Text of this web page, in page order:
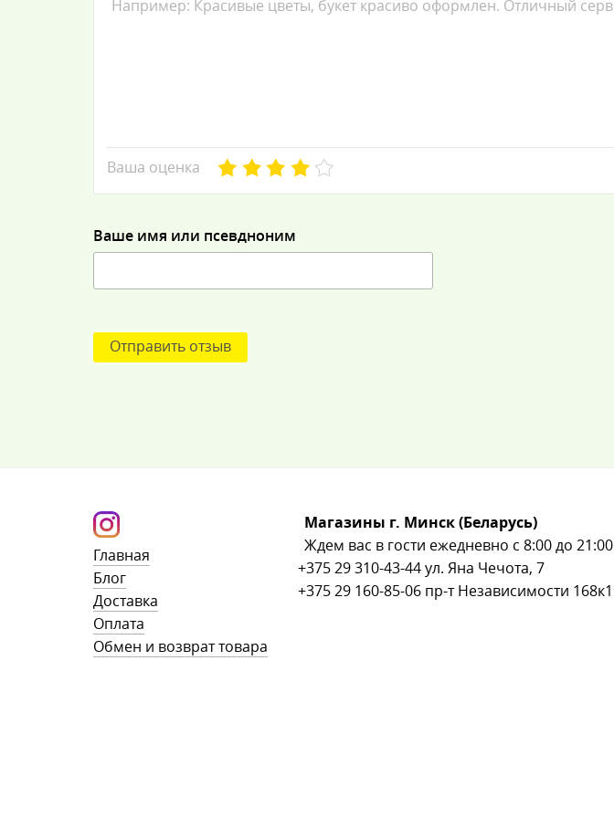
Ваша оценка
Ваше имя или псевдноним
Отправить отзыв
Главная
Блог
Доставка
Оплата
Обмен и возврат товара
Магазины г. Минск (Беларусь)
Ждем вас в гости ежедневно с 8:00 до 21:00
+375 29 310-43-44ул. Яна Чечота, 7
+375 29 160-85-06пр-т Независимости 168к1